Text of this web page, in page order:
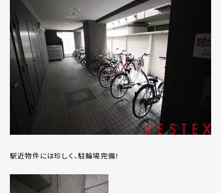
駅近物件には珍しく、駐輪場完備！